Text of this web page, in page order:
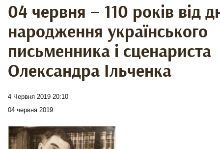
04 червня – 110 років від
народження українського
письменника і сценариста
Олександра Ільченка
4 Червня 2019 20:10
04 червня 2019